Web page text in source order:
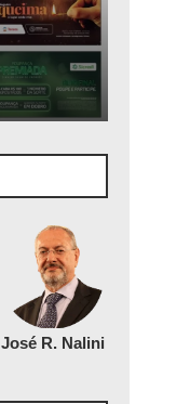
José R. Nalini